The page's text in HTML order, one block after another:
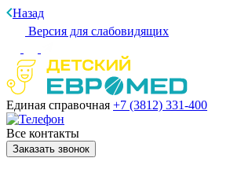
Назад
Версия для слабовидящих
Единая справочная +7 (3812) 331-400
Все контакты
Заказать звонок